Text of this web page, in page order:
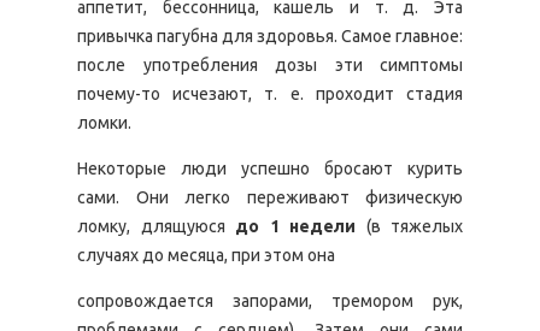
аппетит, бессонница, кашель и т. д. Эта
привычка пагубна для здоровья. Самое главное:
после употребления дозы эти симптомы
почему-то исчезают, т. е. проходит стадия
ломки.
Некоторые люди успешно бросают курить
сами. Они легко переживают физическую
ломку, длящуюся до 1 недели (в тяжелых
случаях до месяца, при этом она
сопровождается запорами, тремором рук,